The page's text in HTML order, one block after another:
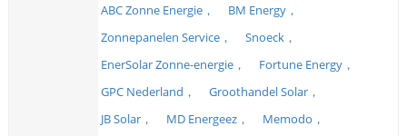
ABC Zonne Energie，
BM Energy，
Zonnepanelen Service，
Snoeck，
EnerSolar Zonne-energie，
Fortune Energy，
GPC Nederland，
Groothandel Solar，
JB Solar，
MD Energeez，
Memodo，